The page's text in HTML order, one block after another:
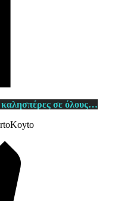
σε όλους…